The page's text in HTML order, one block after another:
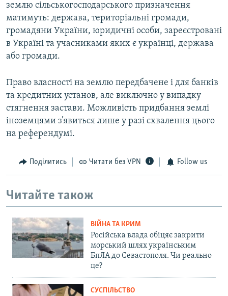
землю сільськогосподарського призначення
матимуть: держава, територіальні громади,
громадяни України, юридичні особи, зареєстровані
в Україні та учасниками яких є українці, держава
або громади.
Право власності на землю передбачене і для банків
та кредитних установ, але виключно у випадку
стягнення застави. Можливість придбання землі
іноземцями з’явиться лише у разі схвалення цього
на референдумі.
Поділитись Читати без VPN Follow us
Читайте також
ВІЙНА ТА КРИМ
Російська влада обіцяє закрити
морський шлях українським
БпЛА до Севастополя. Чи реально
це?
СУСПІЛЬСТВО